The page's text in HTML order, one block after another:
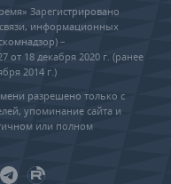
Зарегистрировано
информационных
–
18 декабря 2020 г. (ранее
2014 г.)
разрешено только с
упоминание сайта и
или полном